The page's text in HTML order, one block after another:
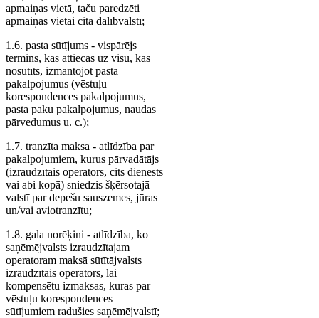
apmaiņas vietā, taču paredzēti
apmaiņas vietai citā dalībvalstī;
1.6. pasta sūtījums - vispārējs
termins, kas attiecas uz visu, kas
nosūtīts, izmantojot pasta
pakalpojumus (vēstuļu
korespondences pakalpojumus,
pasta paku pakalpojumus, naudas
pārvedumus u. c.);
1.7. tranzīta maksa - atlīdzība par
pakalpojumiem, kurus pārvadātājs
(izraudzītais operators, cits dienests
vai abi kopā) sniedzis šķērsotajā
valstī par depešu sauszemes, jūras
un/vai aviotranzītu;
1.8. gala norēķini - atlīdzība, ko
saņēmējvalsts izraudzītajam
operatoram maksā sūtītājvalsts
izraudzītais operators, lai
kompensētu izmaksas, kuras par
vēstuļu korespondences
sūtījumiem radušies saņēmējvalstī;